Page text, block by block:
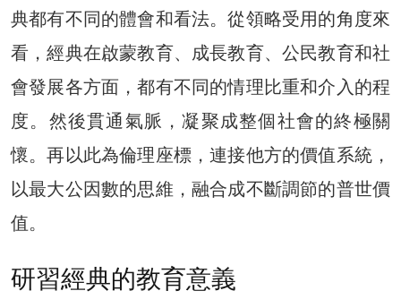
典都有不同的體會和看法。從領略受用的角度來
看，經典在啟蒙教育、成長教育、公民教育和社
會發展各方面，都有不同的情理比重和介入的程
度。然後貫通氣脈，凝聚成整個社會的終極關
懷。再以此為倫理座標，連接他方的價值系統，
以最大公因數的思維，融合成不斷調節的普世價
值。
研習經典的教育意義